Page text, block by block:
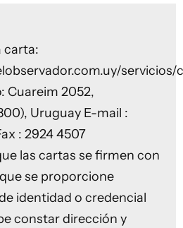
carta:
servicios/
Cuareim 2052,
Uruguay E-mail :
: 2924 4507
las cartas se firmen con
se proporcione
identidad o credencial
constar dirección y